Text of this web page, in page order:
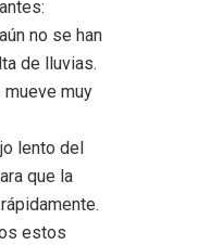
no se han
de lluvias.
mueve muy
lento del
que la
estos